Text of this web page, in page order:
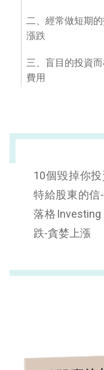
二、經常做短期
漲跌
三、盲目的投資
費用
四、主要都是用
五、恐慌的在下
八、投資組合過
九、將大部分的
10個毀掉你
特給股東的信
落格
跌-貪婪上漲